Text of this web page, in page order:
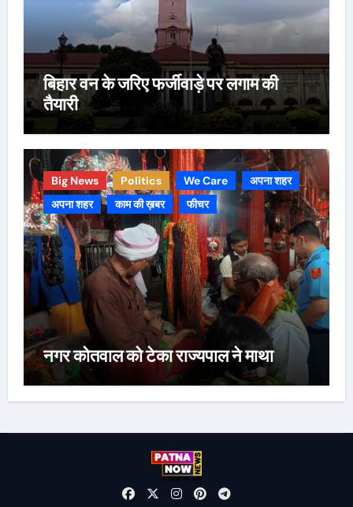
बिहार वन के जरिए फर्जीवाड़े पर लगाम की
तैयारी
Big News Politics We Care
अपना शहर
अपना शहर
काम की ख़बर फीचर
नगर कोतवाल को टेका राज्यपाल ने माथा